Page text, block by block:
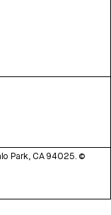
Park, CA 94025. ©